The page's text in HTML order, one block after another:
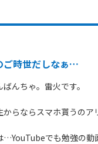
ご時世だしなぁ…
んちゃ。雷火です。
からならスマホ貰うのア
…YouTubeでも勉強の動